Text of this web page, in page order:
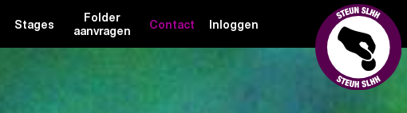
Stages
Folder
aanvragen
Contact Inloggen